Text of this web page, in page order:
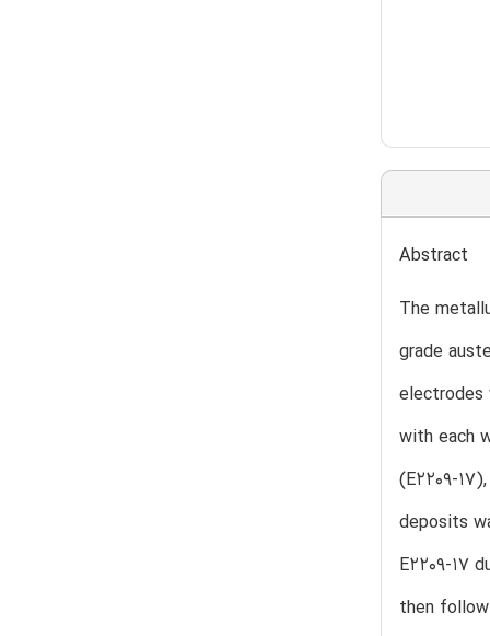
Abstract
The
grade
electrodes
with each
(E2209-
deposits
E2209-17
then